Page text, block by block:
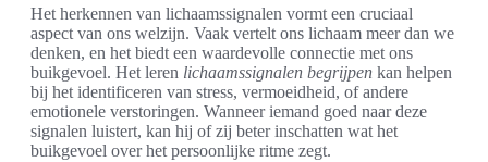
Het herkennen van lichaamssignalen vormt een cruciaal
aspect van ons welzijn. Vaak vertelt ons lichaam meer dan we
denken, en het biedt een waardevolle connectie met ons
buikgevoel. Het leren lichaamssignalen begrijpen kan helpen
bij het identificeren van stress, vermoeidheid, of andere
emotionele verstoringen. Wanneer iemand goed naar deze
signalen luistert, kan hij of zij beter inschatten wat het
buikgevoel over het persoonlijke ritme zegt.